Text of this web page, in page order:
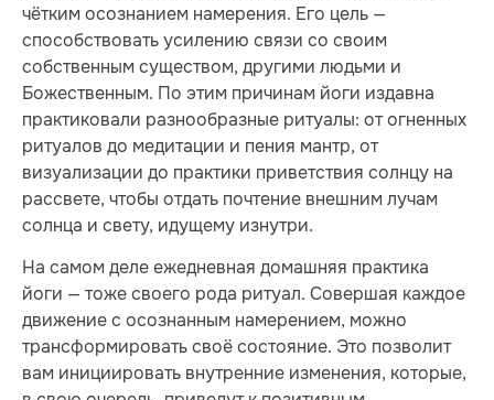
чётким осознанием намерения. Его цель —
способствовать усилению связи со своим
собственным существом, другими людьми и
Божественным. По этим причинам йоги издавна
практиковали разнообразные ритуалы: от огненных
ритуалов до медитации и пения мантр, от
визуализации до практики приветствия солнцу на
рассвете, чтобы отдать почтение внешним лучам
солнца и свету, идущему изнутри.
На самом деле ежедневная домашняя практика
йоги — тоже своего рода ритуал. Совершая каждое
движение с осознанным намерением, можно
трансформировать своё состояние. Это позволит
вам инициировать внутренние изменения, которые,